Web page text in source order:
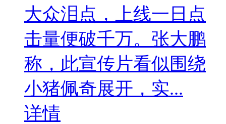
大众泪点，上线一日点
击量便破千万。张大鹏
称，此宣传片看似围绕
小猪佩奇展开，实...
详情